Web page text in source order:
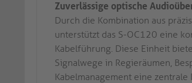
Zuverlässige optische
Durch die Kombination aus
unterstützt das S-OC120 eine
Kabelführung. Diese Einheit
Signalwege in Regieräumen,
Kabelmanagement eine zentrale